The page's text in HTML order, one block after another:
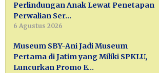
Perlindungan Anak Lewat Penetapan
Perwalian Ser…
6 Agustus 2026
Museum SBY-Ani Jadi Museum
Pertama di Jatim yang Miliki SPKLU,
Luncurkan Promo E…